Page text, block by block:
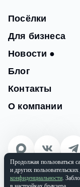
Посёлки
Для бизнеса
Новости ●
Блог
Контакты
О компании
© 2026 Все права
ООО «ЗЕМЭКС» ИНН:
Продолжая пользоваться
и других
конфиденциальности.